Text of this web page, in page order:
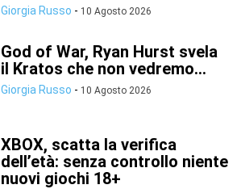
Giorgia Russo - 10 Agosto 2026
God of War, Ryan Hurst svela
il Kratos che non vedremo...
Giorgia Russo - 10 Agosto 2026
XBOX, scatta la verifica
dell’età: senza controllo niente
nuovi giochi 18+